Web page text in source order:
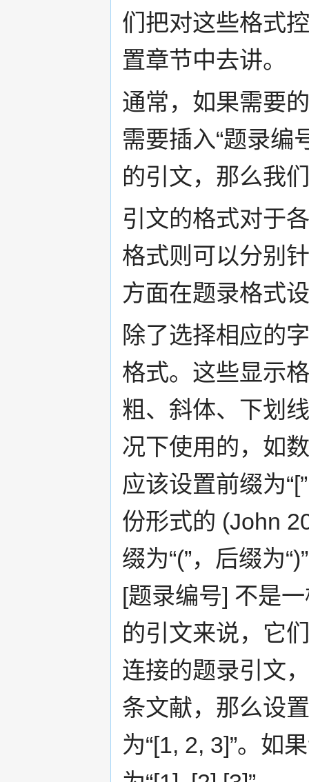
们把对这些格式
置章节中去讲。
通常，如果需要
需要插入“题录编
的引文，那么我
引文的格式对于
格式则可以分别
方面在题录格式
除了选择相应的
格式。这些显示
粗、斜体、下划
况下使用的，如
应该设置前缀为
份形式的 (John
缀为“(”，后缀为
[题录编号] 不是
的引文来说，它
连接的题录引文
条文献，那么设
为“[1, 2, 3]”。如